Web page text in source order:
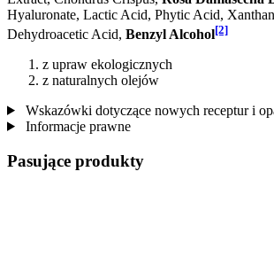
Hyaluronate, Lactic Acid, Phytic Acid,
Dehydroacetic Acid, Benzyl Alcohol[2]
z upraw ekologicznych
z naturalnych olejów
Wskazówki dotyczące nowych receptur i
Informacje prawne
Pasujące produkty